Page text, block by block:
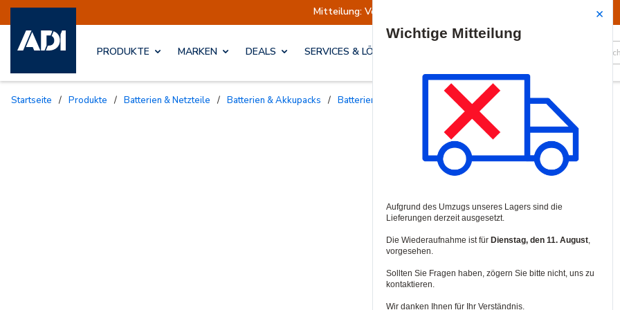
Mitteilung: Versand ausgesetzt
PRODUKTE MARKEN DEALS SERVICES & LÖSUNGEN
Startseite / Produkte / Batterien & Netzteile / Batterien & Akkupacks / Batterien